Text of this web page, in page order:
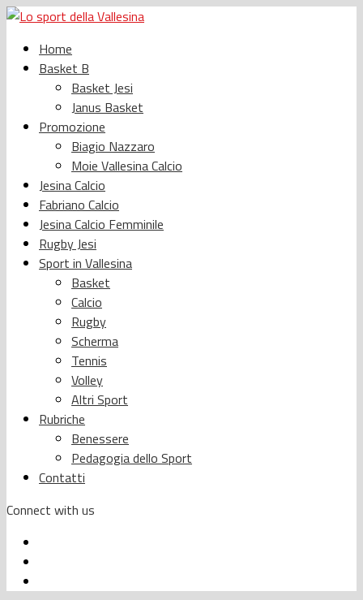
Home
Basket B
Basket Jesi
Janus Basket
Promozione
Biagio Nazzaro
Moie Vallesina Calcio
Jesina Calcio
Fabriano Calcio
Jesina Calcio Femminile
Rugby Jesi
Sport in Vallesina
Basket
Calcio
Rugby
Scherma
Tennis
Volley
Altri Sport
Rubriche
Benessere
Pedagogia dello Sport
Contatti
Connect with us